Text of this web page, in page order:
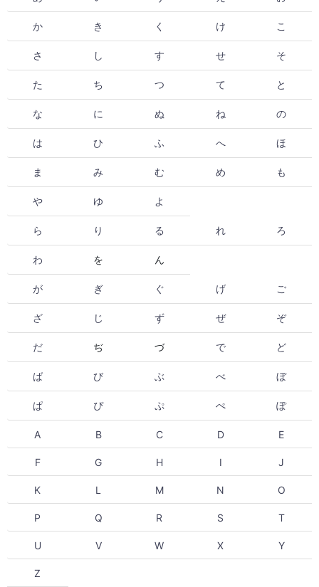
か き く け こ
さ し す せ そ
た ち つ て と
な に ぬ ね の
は ひ ふ へ ほ
ま み む め も
や ゆ よ
ら り る れ ろ
わ を ん
が ぎ ぐ げ ご
ざ じ ず ぜ ぞ
だ ぢ づ で ど
ば び ぶ べ ぼ
ぱ ぴ ぷ ぺ ぽ
A B C D E
F G H I J
K L M N O
P Q R S T
U V W X Y
Z